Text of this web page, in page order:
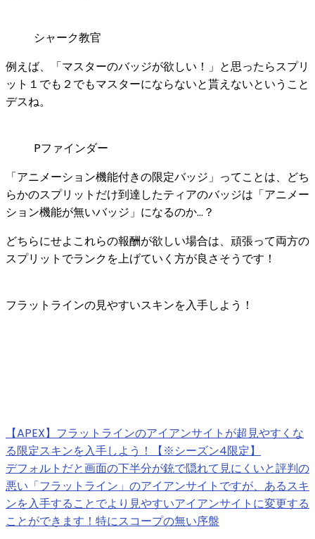
シャーク教官
例えば、「マスターのバッジが欲しい！」と思ったらスプリ
ット１でも２でもマスターにならないと貰えないということ
デスね。
Pファインダー
「アニメーション機能付きの限定バッジ」ってことは、どち
らかのスプリットだけ到達したティアのバッジは「アニメー
ション機能が無いバッジ」になるのか...？
どちらにせよこれらの報酬が欲しい場合は、頑張って両方の
スプリットでランクを上げていく方が良さそうです！
フラットラインの見やすいスキンを入手しよう！
【APEX】フラットラインのアイアンサイトが超見やすくな
る限定スキンを入手しよう！【※シーズン4限定】
デフォルトだと画面の下半分が銃で隠れて見にくいと評判の
悪い「フラットライン」のアイアンサイトですが、あるスキ
ンを入手することでより見やすいアイアンサイトに変更する
ことができます！特にスコープの無い序盤